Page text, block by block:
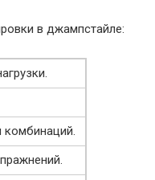
в джампстайле:
комбинаций.